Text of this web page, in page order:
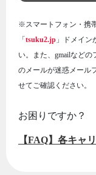
※スマートフォン・携
「 tsuku2.jp 」ドメイ
い。また、gmailなどの
のメールが迷惑メール
せてご確認ください。
お困りですか？
【FAQ】各キャ